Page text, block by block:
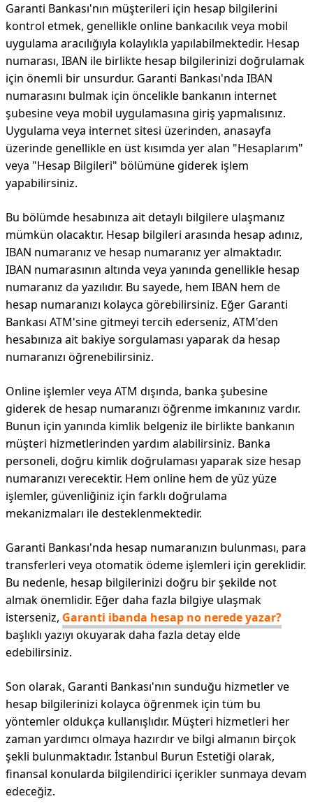
Garanti Bankası'nın müşterileri için hesap bilgilerini
kontrol etmek, genellikle online bankacılık veya mobil
uygulama aracılığıyla kolaylıkla yapılabilmektedir. Hesap
numarası, IBAN ile birlikte hesap bilgilerinizi doğrulamak
için önemli bir unsurdur. Garanti Bankası'nda IBAN
numarasını bulmak için öncelikle bankanın internet
şubesine veya mobil uygulamasına giriş yapmalısınız.
Uygulama veya internet sitesi üzerinden, anasayfa
üzerinde genellikle en üst kısımda yer alan "Hesaplarım"
veya "Hesap Bilgileri" bölümüne giderek işlem
yapabilirsiniz.
Bu bölümde hesabınıza ait detaylı bilgilere ulaşmanız
mümkün olacaktır. Hesap bilgileri arasında hesap adınız,
IBAN numaranız ve hesap numaranız yer almaktadır.
IBAN numarasının altında veya yanında genellikle hesap
numaranız da yazılıdır. Bu sayede, hem IBAN hem de
hesap numaranızı kolayca görebilirsiniz. Eğer Garanti
Bankası ATM'sine gitmeyi tercih ederseniz, ATM'den
hesabınıza ait bakiye sorgulaması yaparak da hesap
numaranızı öğrenebilirsiniz.
Online işlemler veya ATM dışında, banka şubesine
giderek de hesap numaranızı öğrenme imkanınız vardır.
Bunun için yanında kimlik belgeniz ile birlikte bankanın
müşteri hizmetlerinden yardım alabilirsiniz. Banka
personeli, doğru kimlik doğrulaması yaparak size hesap
numaranızı verecektir. Hem online hem de yüz yüze
işlemler, güvenliğiniz için farklı doğrulama
mekanizmaları ile desteklenmektedir.
Garanti Bankası'nda hesap numaranızın bulunması, para
transferleri veya otomatik ödeme işlemleri için gereklidir.
Bu nedenle, hesap bilgilerinizi doğru bir şekilde not
almak önemlidir. Eğer daha fazla bilgiye ulaşmak
isterseniz, Garanti ibanda hesap no nerede yazar?
başlıklı yazıyı okuyarak daha fazla detay elde
edebilirsiniz.
Son olarak, Garanti Bankası'nın sunduğu hizmetler ve
hesap bilgilerinizi kolayca öğrenmek için tüm bu
yöntemler oldukça kullanışlıdır. Müşteri hizmetleri her
zaman yardımcı olmaya hazırdır ve bilgi almanın birçok
şekli bulunmaktadır. İstanbul Burun Estetiği olarak,
finansal konularda bilgilendirici içerikler sunmaya devam
edeceğiz.